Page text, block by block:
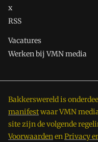
x
RSS
Vacatures
Werken bij VMN media
Bakkerswereld is
manifestwaar VMN
site zijn de volgende
VoorwaardenenPrivacy